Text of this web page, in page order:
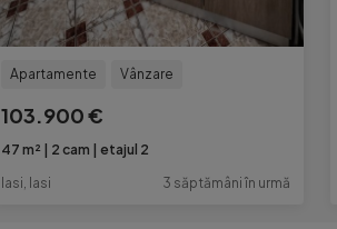
Apartamente Vânzare
103.900 €
47 m² 2 cam
etajul 2
Iasi, Iasi
3 săptămâni în urmă